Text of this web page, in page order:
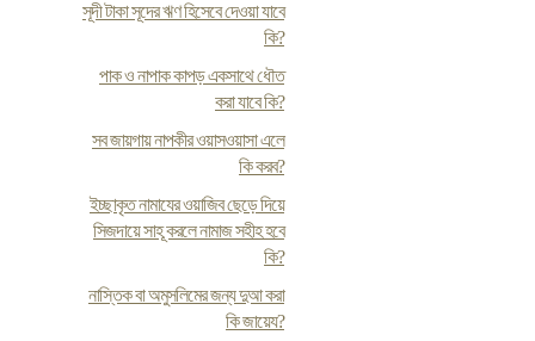
সূদী টাকা সূদের ঋণ হিসেবে দেওয়া যাবে
কি?
পাক ও নাপাক কাপড় একসাথে ধৌত
করা যাবে কি?
সব জায়গায় নাপকীর ওয়াসওয়াসা এলে
কি করব?
ইচ্ছাকৃত নামাযের ওয়াজিব ছেড়ে দিয়ে
সিজদায়ে সাহূ করলে নামাজ সহীহ হবে
কি?
নাস্তিক বা অমুসলিমের জন্য দুআ করা
কি জায়েয?